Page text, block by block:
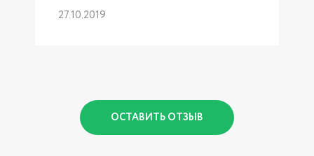
27.10.2019
ОСТАВИТЬ ОТЗЫВ